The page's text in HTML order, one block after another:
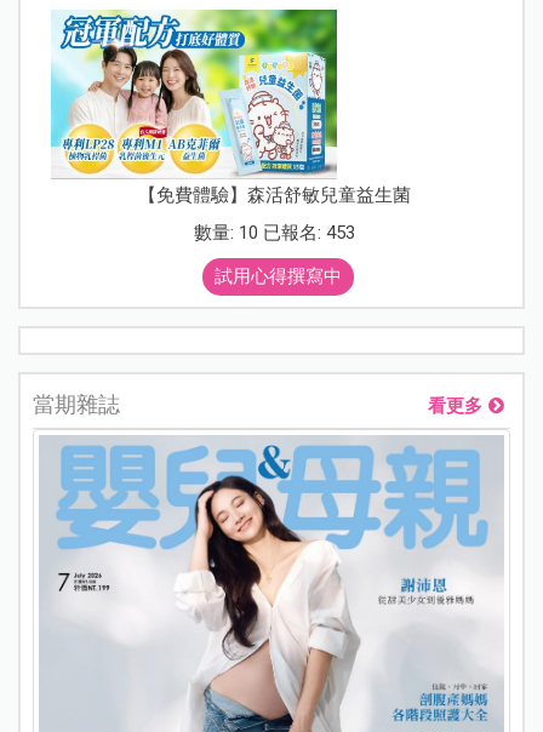
【免費體驗】森活舒敏兒童益生菌
數量: 10 已報名: 453
試用心得撰寫中
當期雜誌 看更多